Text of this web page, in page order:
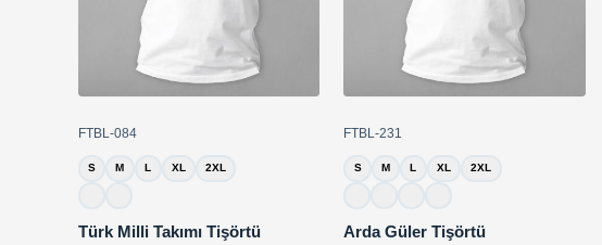
FTBL-084
S M L XL 2XL
Türk Milli Takımı Tişörtü
FTBL-231
S M L XL 2XL
Arda Güler Tişörtü